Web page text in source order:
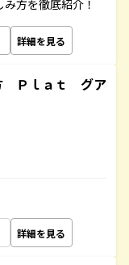
方を徹底紹介！
詳細を見る
Ｐｌａｔ グア
詳細を見る